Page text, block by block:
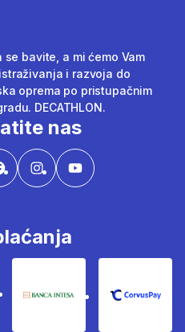
bavite, a mi ćemo Vam
i razvoja do
oprema po pristupačnim
DECATHLON.
nas
karticeBanka Intesa